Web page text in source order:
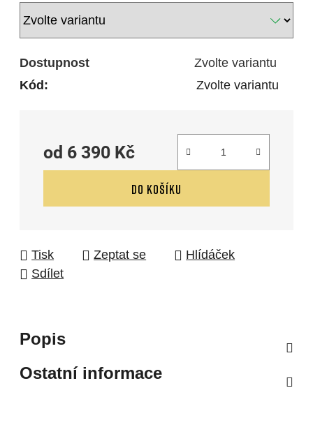
Dostupnost
Zvolte variantu
Kód:
Zvolte variantu
od 6 390 Kč
Měrná cena:
DO KOŠÍKU
Tisk Zeptat se
Hlídáček
Sdílet
Popis
Ostatní informace